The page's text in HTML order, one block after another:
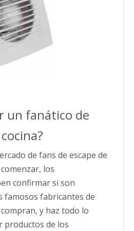
un fanático de
de fans de escape de
los
confirmar si son
famosos fabricantes de
y haz todo lo
productos de los